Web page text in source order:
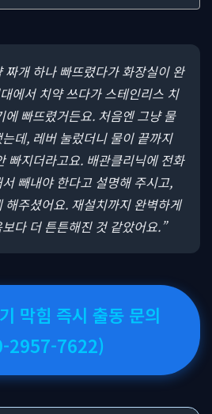
짜개 하나 빠뜨렸다가 화장실이 완
에서 치약 쓰다가 스테인리스 치
에 빠뜨렸거든요. 처음엔 그냥 물
데, 레버 눌렀더니 물이 끝까지
빠지더라고요. 배관클리닉에 전화
빼내야 한다고 설명해 주시고,
해주셨어요. 재설치까지 완벽하게
다 더 튼튼해진 것 같았어요.”
막힘 즉시 출동 문의
2957-7622)